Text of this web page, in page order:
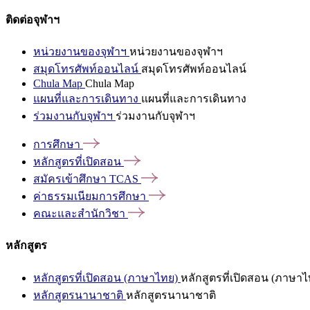
ติดต่อจุฬาฯ
หน่วยงานของจุฬาฯ หน่วยงานของจุฬาฯ
สมุดโทรศัพท์ออนไลน์ สมุดโทรศัพท์ออนไลน์
Chula Map Chula Map
แผนที่และการเดินทาง แผนที่และการเดินทาง
ร่วมงานกับจุฬาฯ ร่วมงานกับจุฬาฯ
การศึกษา
หลักสูตรที่เปิดสอน
สมัครเข้าศึกษา TCAS
ค่าธรรมเนียมการศึกษา
คณะและสำนักวิชา
หลักสูตร
หลักสูตรที่เปิดสอน (ภาษาไทย) หลักสูตรที่เปิดสอน (ภาษาไ
หลักสูตรนานาชาติ หลักสูตรนานาชาติ